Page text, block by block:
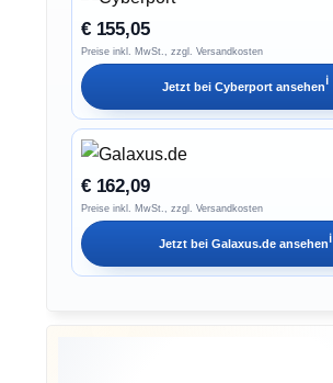
€ 155,05
Preise inkl. MwSt., zzgl. Versandkosten
Jetzt bei Cyberport ansehenℹ︎
€ 162,09
Preise inkl. MwSt., zzgl. Versandkosten
Jetzt bei Galaxus.de ansehenℹ︎